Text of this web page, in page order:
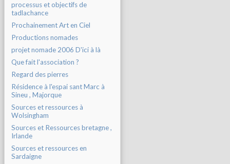
processus et objectifs de
tadlachance
Prochainement Art en Ciel
Productions nomades
projet nomade 2006 D'ici à là
Que fait l'association ?
Regard des pierres
Résidence à l'espai sant Marc à
Sineu , Majorque
Sources et ressources à
Wolsingham
Sources et Ressources bretagne ,
Irlande
Sources et ressources en
Sardaigne